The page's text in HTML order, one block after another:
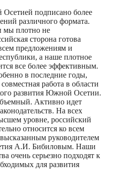
подписано более
различного формата.
мы плотно не
сторона готова
предложениям и
а наше плотное
все более эффективным.
в последние годы,
работа в области
развития Южной Осетии.
Активно идет
На всех
уровне, российский
относится ко всем
руководителем
А.И. Бибиловым. Наши
очень серьезно подходят к
для развития